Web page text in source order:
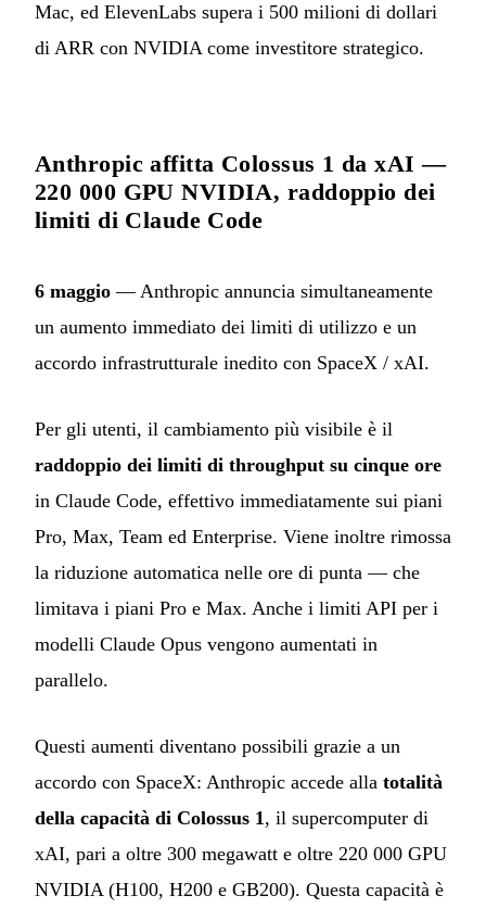
Mac, ed ElevenLabs supera i 500 milioni di dollari
di ARR con NVIDIA come investitore strategico.
Anthropic affitta Colossus 1 da xAI —
220 000 GPU NVIDIA, raddoppio dei
limiti di Claude Code
6 maggio — Anthropic annuncia simultaneamente
un aumento immediato dei limiti di utilizzo e un
accordo infrastrutturale inedito con SpaceX / xAI.
Per gli utenti, il cambiamento più visibile è il
raddoppio dei limiti di throughput su cinque ore
in Claude Code, effettivo immediatamente sui piani
Pro, Max, Team ed Enterprise. Viene inoltre rimossa
la riduzione automatica nelle ore di punta — che
limitava i piani Pro e Max. Anche i limiti API per i
modelli Claude Opus vengono aumentati in
parallelo.
Questi aumenti diventano possibili grazie a un
accordo con SpaceX: Anthropic accede alla totalità
della capacità di Colossus 1, il supercomputer di
xAI, pari a oltre 300 megawatt e oltre 220 000 GPU
NVIDIA (H100, H200 e GB200). Questa capacità è